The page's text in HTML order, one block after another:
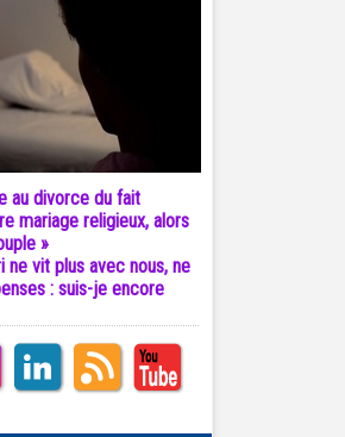
au divorce du fait
mariage religieux, alors
»
ne vit plus avec nous, ne
: suis-je encore